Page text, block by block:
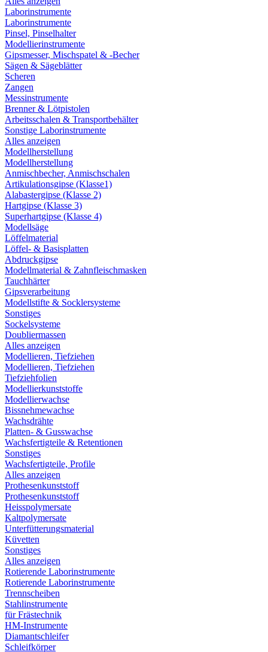
Laborinstrumente
Laborinstrumente
Pinsel, Pinselhalter
Modellierinstrumente
Gipsmesser, Mischspatel & -Becher
Sägen & Sägeblätter
Scheren
Zangen
Messinstrumente
Brenner & Lötpistolen
Arbeitsschalen & Transportbehälter
Sonstige Laborinstrumente
Alles anzeigen
Modellherstellung
Modellherstellung
Anmischbecher, Anmischschalen
Artikulationsgipse (Klasse1)
Alabastergipse (Klasse 2)
Hartgipse (Klasse 3)
Superhartgipse (Klasse 4)
Modellsäge
Löffelmaterial
Löffel- & Basisplatten
Abdruckgipse
Modellmaterial & Zahnfleischmasken
Tauchhärter
Gipsverarbeitung
Modellstifte & Socklersysteme
Sonstiges
Sockelsysteme
Doubliermassen
Alles anzeigen
Modellieren, Tiefziehen
Modellieren, Tiefziehen
Tiefziehfolien
Modellierkunststoffe
Modellierwachse
Bissnehmewachse
Wachsdrähte
Platten- & Gusswachse
Wachsfertigteile & Retentionen
Sonstiges
Wachsfertigteile, Profile
Alles anzeigen
Prothesenkunststoff
Prothesenkunststoff
Heisspolymersate
Kaltpolymersate
Unterfütterungsmaterial
Küvetten
Sonstiges
Alles anzeigen
Rotierende Laborinstrumente
Rotierende Laborinstrumente
Trennscheiben
Stahlinstrumente
für Frästechnik
HM-Instrumente
Diamantschleifer
Schleifkörper